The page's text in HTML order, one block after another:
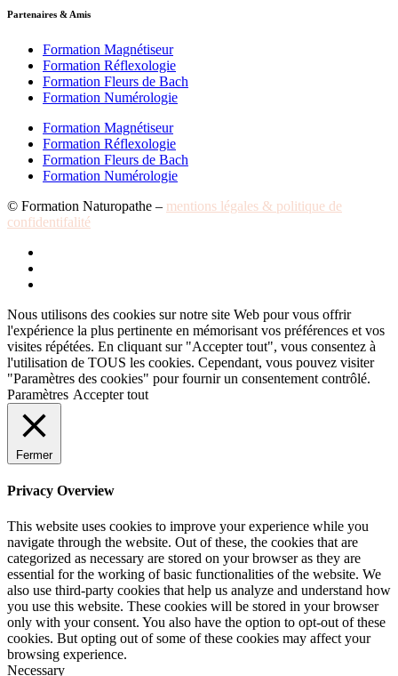
Partenaires & Amis
Formation Magnétiseur
Formation Réflexologie
Formation Fleurs de Bach
Formation Numérologie
Formation Magnétiseur
Formation Réflexologie
Formation Fleurs de Bach
Formation Numérologie
© Formation Naturopathe – mentions légales & politique de
confidentifalité
Nous utilisons des cookies sur notre site Web pour vous offrir
l'expérience la plus pertinente en mémorisant vos préférences et vos
visites répétées. En cliquant sur "Accepter tout", vous consentez à
l'utilisation de TOUS les cookies. Cependant, vous pouvez visiter
"Paramètres des cookies" pour fournir un consentement contrôlé.
Paramètres Accepter tout
Fermer
Privacy Overview
This website uses cookies to improve your experience while you
navigate through the website. Out of these, the cookies that are
categorized as necessary are stored on your browser as they are
essential for the working of basic functionalities of the website. We
also use third-party cookies that help us analyze and understand how
you use this website. These cookies will be stored in your browser
only with your consent. You also have the option to opt-out of these
cookies. But opting out of some of these cookies may affect your
browsing experience.
Necessary